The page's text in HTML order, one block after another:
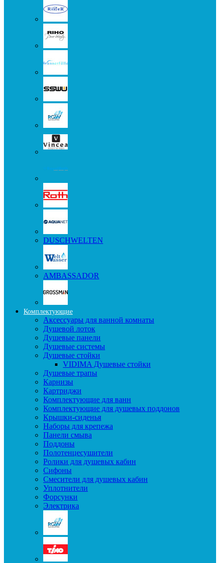
DUSCHWELTEN
AMBASSADOR
Комплектующие
Аксессуары для ванной комнаты
Душевой лоток
Душевые панели
Душевые системы
Душевые стойки
VIDIMA Душевые стойки
Душевые трапы
Карнизы
Картриджи
Комплектующие для ванн
Комплектующие для душевых поддонов
Крышки-сиденья
Наборы для крепежа
Панели смыва
Поддоны
Полотенцесушители
Ролики для душевых кабин
Сифоны
Смесители для душевых кабин
Уплотнители
Форсунки
Электрика